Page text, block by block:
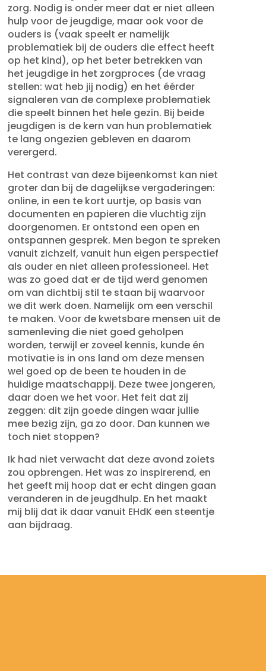
zorg. Nodig is onder meer dat er niet alleen
hulp voor de jeugdige, maar ook voor de
ouders is (vaak speelt er namelijk
problematiek bij de ouders die effect heeft
op het kind), op het beter betrekken van
het jeugdige in het zorgproces (de vraag
stellen: wat heb jij nodig) en het éérder
signaleren van de complexe problematiek
die speelt binnen het hele gezin. Bij beide
jeugdigen is de kern van hun problematiek
te lang ongezien gebleven en daarom
verergerd.
Het contrast van deze bijeenkomst kan niet
groter dan bij de dagelijkse vergaderingen:
online, in een te kort uurtje, op basis van
documenten en papieren die vluchtig zijn
doorgenomen. Er ontstond een open en
ontspannen gesprek. Men begon te spreken
vanuit zichzelf, vanuit hun eigen perspectief
als ouder en niet alleen professioneel. Het
was zo goed dat er de tijd werd genomen
om van dichtbij stil te staan bij waarvoor
we dit werk doen. Namelijk om een verschil
te maken. Voor de kwetsbare mensen uit de
samenleving die niet goed geholpen
worden, terwijl er zoveel kennis, kunde én
motivatie is in ons land om deze mensen
wel goed op de been te houden in de
huidige maatschappij. Deze twee jongeren,
daar doen we het voor. Het feit dat zij
zeggen: dit zijn goede dingen waar jullie
mee bezig zijn, ga zo door. Dan kunnen we
toch niet stoppen?
Ik had niet verwacht dat deze avond zoiets
zou opbrengen. Het was zo inspirerend, en
het geeft mij hoop dat er echt dingen gaan
veranderen in de jeugdhulp. En het maakt
mij blij dat ik daar vanuit EHdK een steentje
aan bijdraag.